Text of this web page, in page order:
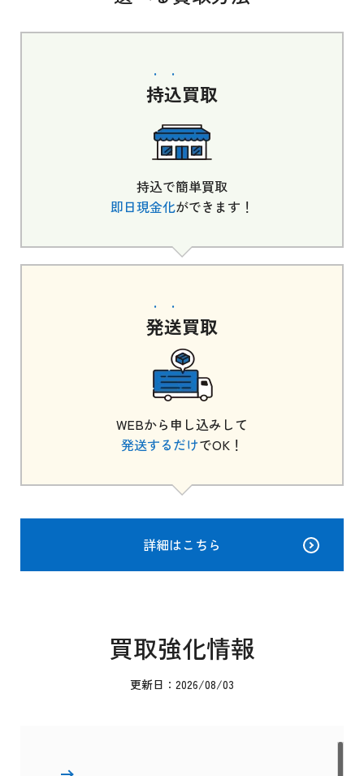
持込買取
持込で簡単買取
即日現金化ができます！
発送買取
WEBから申し込みして
発送するだけでOK！
詳細はこちら
買取強化情報
更新日：2026/08/03